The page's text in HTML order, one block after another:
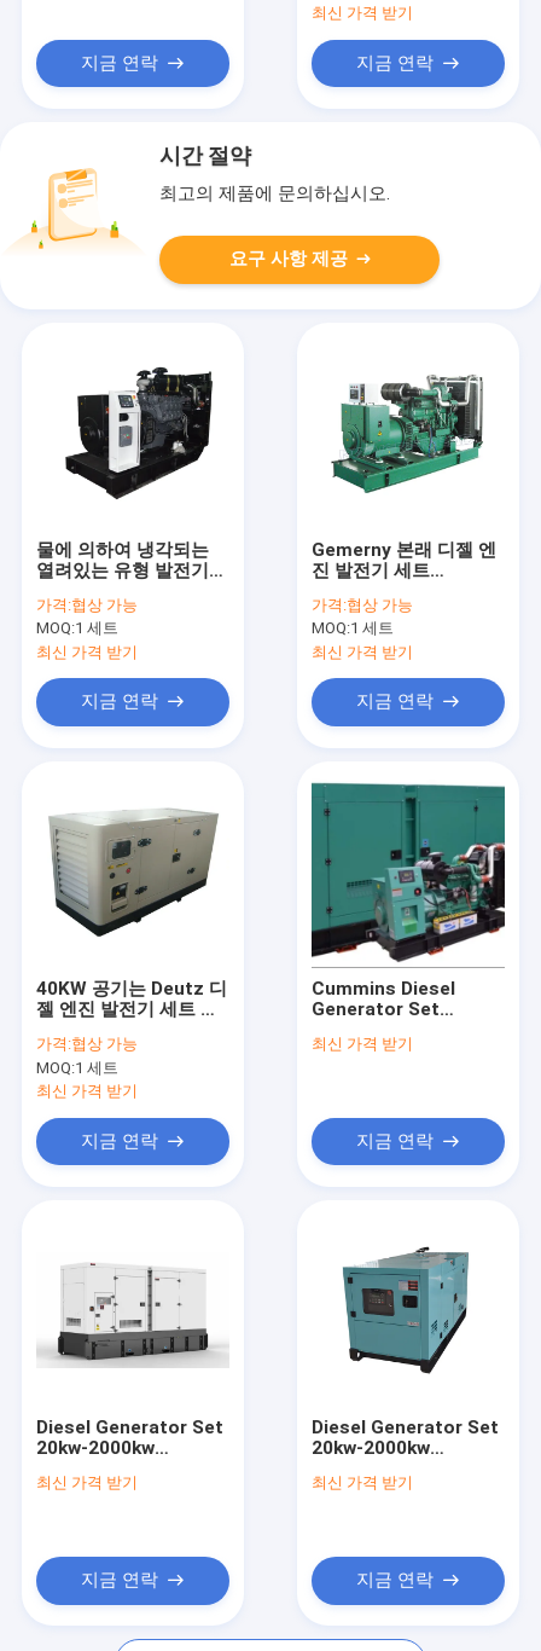
비디오
우리 에 관한 것
디젤 엔진 발전기 세트
지금 연락
최신 가격 받기
지금 연락
시간 절약
최고의 제품에 문의하십시오.
요구 사항 제공
물에 의하여 냉각되는
열려있는 유형 발전기
래 Deutz 엔진
가격:협상 가능
MOQ:1 세트
최신 가격 받기
지금 연락
Gemerny 본래 디젤 엔
진 발전기 세트
500kva 400kw Genset
가격:협상 가능
MOQ:1 세트
최신 가격 받기
지금 연락
40KW 공기는 Deutz 디
젤 엔진 발전기 세트 방
했습니다
가격:협상 가능
MOQ:1 세트
최신 가격 받기
지금 연락
Cummins Diesel
Generator Set
Air/Water Cooling
최신 가격 받기
지금 연락
Diesel Generator Set
20kw-2000kw
Industrial Use
최신 가격 받기
지금 연락
Diesel Generator Set
20kw-2000kw
Export
최신 가격 받기
지금 연락